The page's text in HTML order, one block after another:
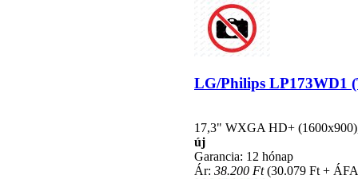
LG/Philips LP173WD1
17,3" WXGA HD+
új
Garancia: 12 hónap
Ár: 38.200 Ft(30.079 Ft +